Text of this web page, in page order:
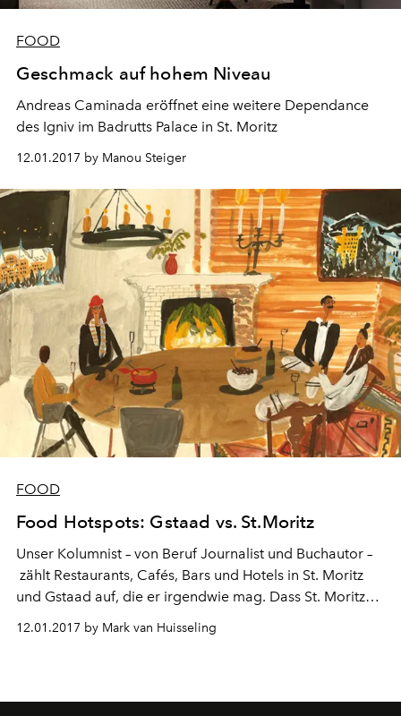
FOOD
Geschmack auf hohem Niveau
Andreas Caminada eröffnet eine weitere Dependance
des Igniv im Badrutts Palace in St. Moritz
12.01.2017 by Manou Steiger
FOOD
Food Hotspots: Gstaad vs. St.Moritz
Unser Kolumnist – von Beruf Journalist und Buchautor –
zählt Restaurants, Cafés, Bars und Hotels in St. Moritz
und Gstaad auf, die er irgendwie mag. Dass St. Moritz
doppelt so viele Einträge auf seiner Liste bekommt wie
Gstaad, sei kein Zufall, sagt der Mann aus Bern.
12.01.2017 by Mark van Huisseling